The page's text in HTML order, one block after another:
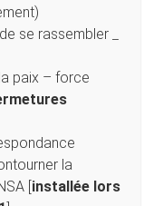
se rassembler _
paix – force
la
[installée lors